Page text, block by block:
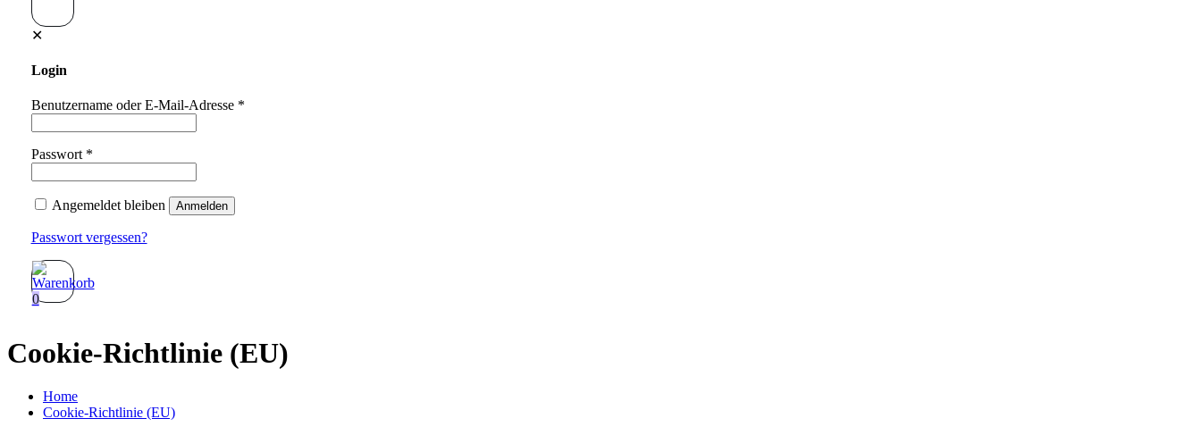
✕
Login
Benutzername oder E-Mail-Adresse *
Passwort *
Angemeldet bleiben Anmelden
Passwort vergessen?
0
Cookie-Richtlinie (EU)
Home
Cookie-Richtlinie (EU)